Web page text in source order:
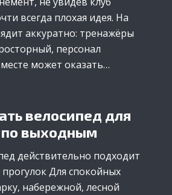
всегда плохая идея. На
аккуратно: тренажёры
персонал
может оказать…
велосипед для
по выходным
действительно подходит
Для спокойных
набережной, лесной